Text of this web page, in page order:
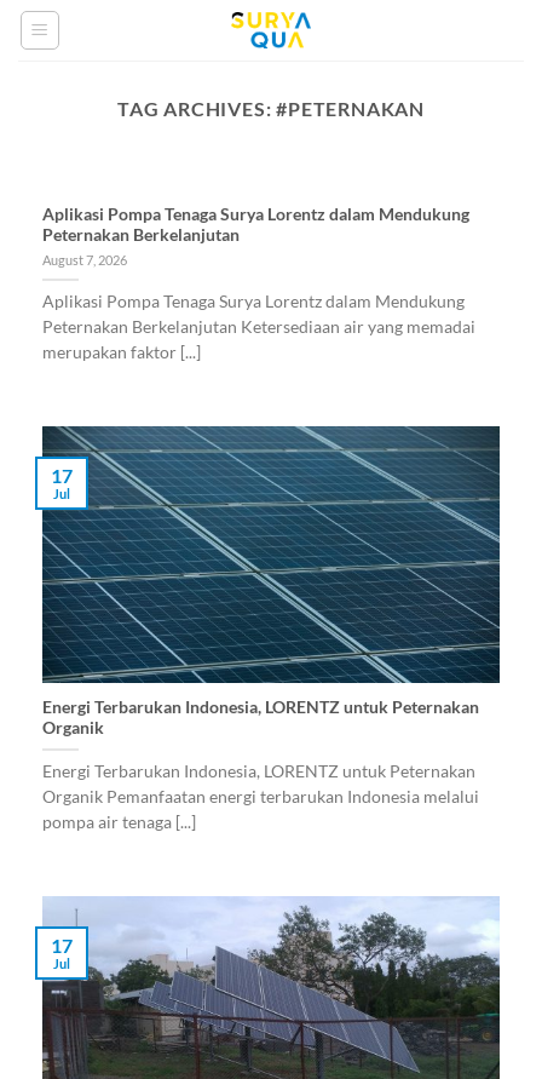
Skip
TAG ARCHIVES:#PETERNAKAN
Aplikasi Pompa Tenaga Surya Lorentz dalam Mendukung
Peternakan Berkelanjutan
August 7, 2026
Aplikasi Pompa Tenaga Surya Lorentz dalam Mendukung
Peternakan Berkelanjutan Ketersediaan air yang memadai
merupakan faktor [...]
Energi Terbarukan Indonesia, LORENTZ untuk Peternakan
Organik
Energi Terbarukan Indonesia, LORENTZ untuk Peternakan
Organik Pemanfaatan energi terbarukan Indonesia melalui
pompa air tenaga [...]
17
Jul
17
Jul